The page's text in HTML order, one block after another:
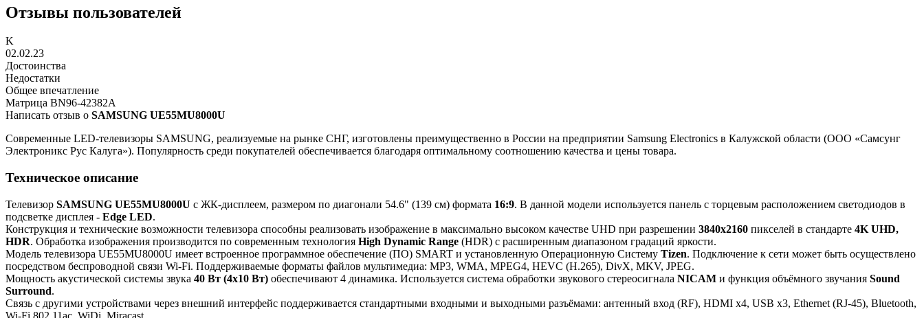
Отзывы пользователей
K
02.02.23
Достоинства
Недостатки
Общее впечатление
Матрица BN96-42382A
Написать отзыв о SAMSUNG UE55MU8000U
Современные LED-телевизоры SAMSUNG, реализуемые на рынке СНГ, изготовлены преимущественно в России на предприятии Samsung Electronics в Калужской области (ООО «Самсунг
Электроникс Рус Калуга»). Популярность среди покупателей обеспечивается благодаря оптимальному соотношению качества и цены товара.
Техническое описание
Телевизор SAMSUNG UE55MU8000U с ЖК-дисплеем, размером по диагонали 54.6" (139 см) формата 16:9. В данной модели используется панель с торцевым расположением светодиодов в
подсветке дисплея - Edge LED.
Конструкция и технические возможности телевизора способны реализовать изображение в максимально высоком качестве UHD при разрешении 3840x2160 пикселей в стандарте 4K UHD,
HDR. Обработка изображения производится по современным технология High Dynamic Range (HDR) с расширенным диапазоном градаций яркости.
Модель телевизора UE55MU8000U имеет встроенное программное обеспечение (ПО) SMART и установленную Операционную Систему Tizen. Подключение к сети может быть осуществлено
посредством беспроводной связи Wi-Fi. Поддерживаемые форматы файлов мультимедиа: MP3, WMA, MPEG4, HEVC (H.265), DivX, MKV, JPEG.
Мощность акустической системы звука 40 Вт (4х10 Вт) обеспечивают 4 динамика. Используется система обработки звукового стереосигнала NICAM и функция объёмного звучания Sound
Surround.
Связь с другими устройствами через внешний интерфейс поддерживается стандартными входными и выходными разъёмами: антенный вход (RF), HDMI x4, USB x3, Ethernet (RJ-45), Bluetooth,
Wi-Fi 802.11ac, WiDi, Miracast.